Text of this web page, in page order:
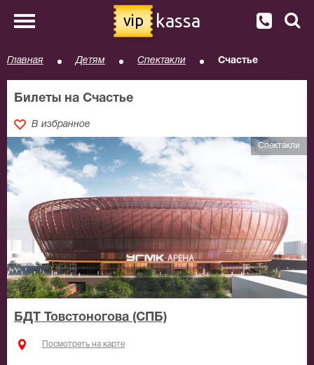
vip kassa
Главная Детям Спектакли Счастье
Билеты на Счастье
В избранное
Спектакли
БДТ Товстоногова (СПБ)
Посмотреть на карте